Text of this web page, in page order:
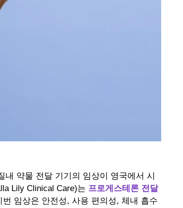
내 약물 전달 기기의 임상이 영국에서 시
Lily Clinical Care)는 프로게스테론 전달
임상은 안전성, 사용 편의성, 체내 흡수